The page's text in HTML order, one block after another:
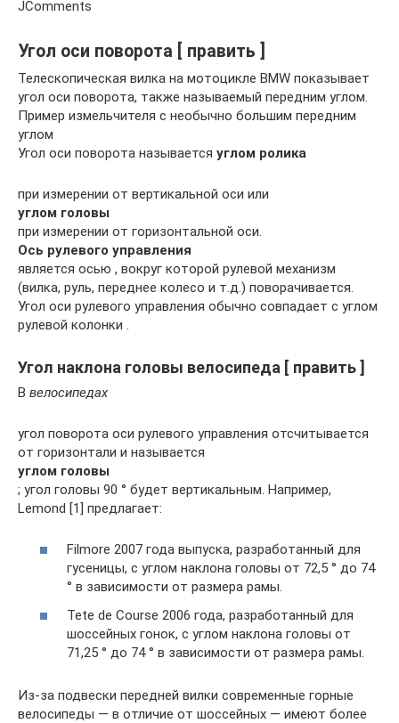
JComments
Угол оси поворота [ править ]
Телескопическая вилка на мотоцикле BMW показывает
угол оси поворота, также называемый передним углом.
Пример измельчителя с необычно большим передним
углом
Угол оси поворота называется углом ролика
при измерении от вертикальной оси или
углом головы
при измерении от горизонтальной оси.
Ось рулевого управления
является осью , вокруг которой рулевой механизм
(вилка, руль, переднее колесо и т.д.) поворачивается.
Угол оси рулевого управления обычно совпадает с углом
рулевой колонки .
Угол наклона головы велосипеда [ править ]
В велосипедах
угол поворота оси рулевого управления отсчитывается
от горизонтали и называется
углом головы
; угол головы 90 ° будет вертикальным. Например,
Lemond [1] предлагает:
Filmore 2007 года выпуска, разработанный для
гусеницы, с углом наклона головы от 72,5 ° до 74
° в зависимости от размера рамы.
Tete de Course 2006 года, разработанный для
шоссейных гонок, с углом наклона головы от
71,25 ° до 74 ° в зависимости от размера рамы.
Из-за подвески передней вилки современные горные
велосипеды — в отличие от шоссейных — имеют более